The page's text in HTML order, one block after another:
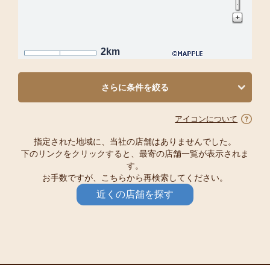
2km
さらに条件を絞る
アイコンについて
指定された地域に、当社の店舗はありませんでした。
下のリンクをクリックすると、最寄の店舗一覧が表示されま
す。
お手数ですが、こちらから再検索してください。
近くの店舗を探す